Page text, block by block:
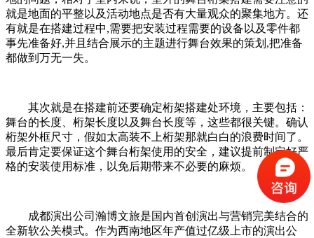
就是地面的平整以及活动地点是否有大量观众的聚集地方。还
有就是在搭建过程中,需要把安装过程需要的设备以及零件都
事先准备好,并且结合展示的主题进行舞台效果的策划,把准备
都做到万无一失。
其次就是在搭建前还要确定桁架搭建处环境，主要包括：
舞台的长度、桁架长度以及舞台长度等，这些都很关键。确认
桁架外框尺寸，假如太高装不上桁架那就白白的浪费时间了。
最后肯定要保证这个舞台桁架使用的安全，建议提前制定好严
格的安装使用标准，以免后期带来不必要的麻烦。
成都演出公司瀚博文旅是国内首创演出与营销完美结合的
全新软公关模式。作为西南地区年产值过亿级上市的演出公